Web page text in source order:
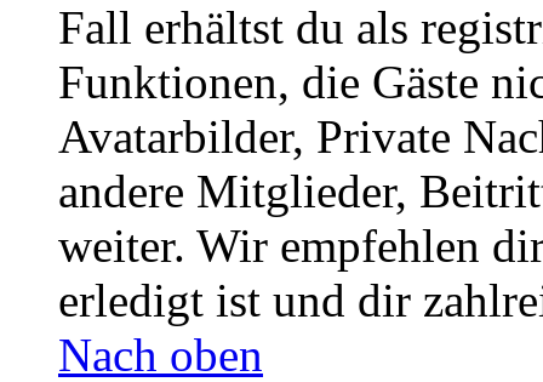
Fall erhältst du als
Funktionen, die Gäste
Avatarbilder, Private
andere Mitglieder,
weiter. Wir empfehlen
erledigt ist und dir
Nach oben